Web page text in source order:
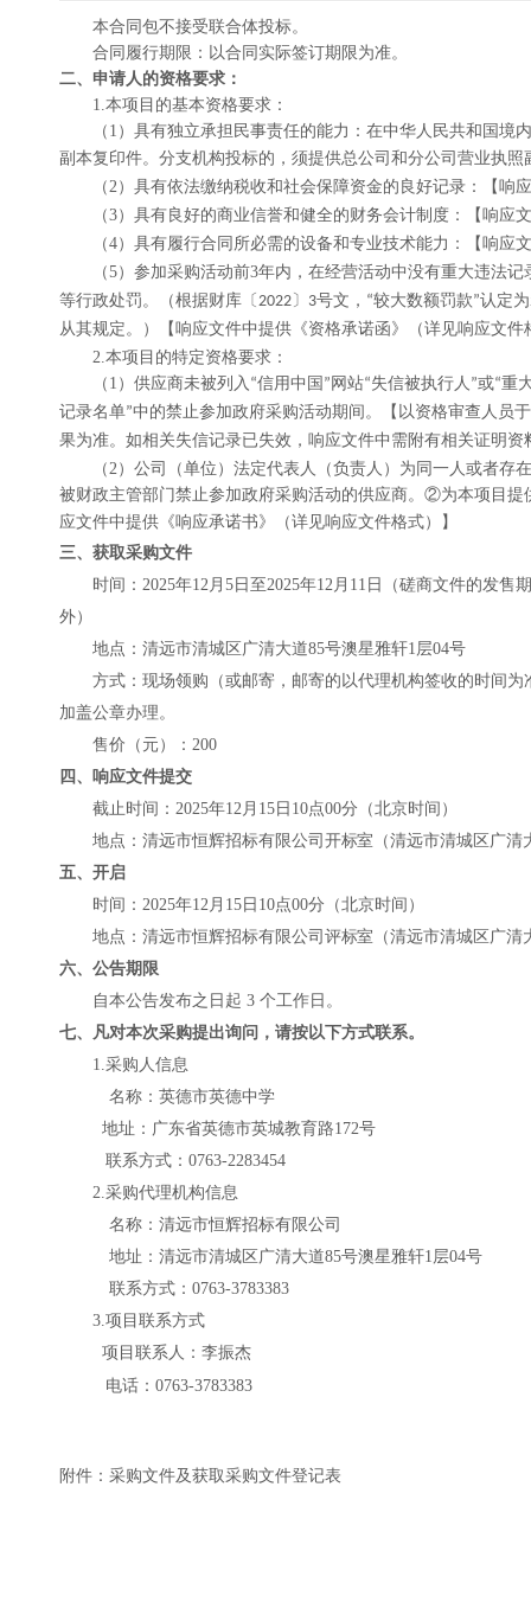
本合同包不接受联合体投标。
合同履行期限：以合同实际签订期限为准。
二、申请人的资格要求：
1.本项目的基本资格要求：
（ 1）具有独立承担民事责任的能力： 在中华人民共和国境
副本复印件。分支机构投标的，须提供总公司和分公司营业执
（ 2 ）具有依法缴纳税收和社会保障资金的良好记录： 【 响应
（3）具有良好的商业信誉和健全的财务会计制度： 【 响应
（4）具有履行合同所必需的设备和专业技术能力： 【 响应
（5）参加采购活动前3年内，在经营活动中没有重大违法记
等行政处罚。（根据财库〔 2022 〕 3号文， “较大数额罚款”认定为
从其规定。）
【 响应文件中提供《资格承诺函》（详见响应文件
2.本项目的特定资格要求：
（ 1 ） 供应商未被列入 “信用中国 ” 网站“失信被执行人 ”或“重
记录名单”中的禁止参加政府采购活动期间。【以资格审查人员
果为准。如相关失信记录已失效， 响应文件中需附有相关证明资
（ 2） 公司（单位）法定代表人（负责人）为同一人或者存
被财政主管部门禁止参加政府采购活动的供应商。 ②为本项目提
应文件中提供《响应承诺书》（详见响应文件格式）
】
三、获取采购文件
时间： 2025年12 月 5 日至 2025年12 月 11 日
（磋商文件的发售
外）
地点： 清远市清城区广清大道85号澳星雅轩1层04号
方式：现场领购 （或邮寄，邮寄的以代理机构签收的 时间为
加盖公章办理。
售价（元）： 200
四、响应文件提交
截止时间： 2025年12 月 15 日 10点00分 （北京时间）
地点： 清远市恒辉招标有限公司 开标室（清远市清城区广清
五、开启
时间： 2025年12 月 15 日 10点00分 （北京时间）
地点： 清远市恒辉招标有限公司 评标室（清远市清城区广清
六、公告期限
自本公告发布之日起 3 个工作日。
七、凡对本次采购提出询问，请按以下方式联系。
1.采购人信息
名称： 英德市英德中学
地址： 广东省英德市英城教育路172号
联 系方式： 0763-2283454
2.采购代理机构信息
名称： 清远市恒辉招标有限公司
地址： 清远市清城区广清大道85号澳星雅轩1层04号
联系方式： 0763-3783383
3.项目联系方式
项目联系人： 李振杰
电话： 0763-3783383
附件： 采购文件及获取采购文件登记表